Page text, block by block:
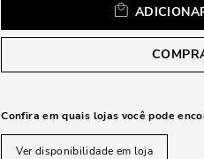
Confira em quais lojas você pode
Ver disponibilidade em loja